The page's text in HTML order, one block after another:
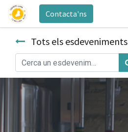
Contacta'ns
Tots els esdeveniments